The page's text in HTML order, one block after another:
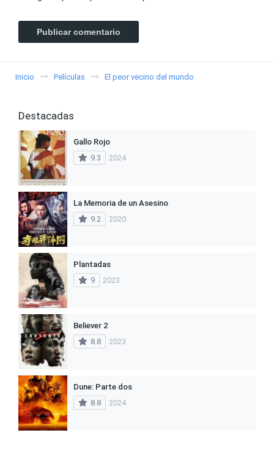
Inicio Películas El peor vecino del mundo
Destacadas
Gallo Rojo
9.3
2024
La Memoria de un Asesino
9.2
2020
Plantadas
9
2023
Believer 2
8.8
2023
Dune: Parte dos
8.8
2024